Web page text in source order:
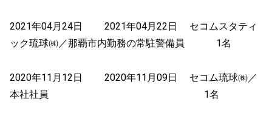
2021年04月24日 2021年04月22日 セコムスタティ
ック琉球㈱／那覇市内勤務の常駐警備員 1名
2020年11月12日 2020年11月09日 セコム琉球㈱／
本社社員 1名